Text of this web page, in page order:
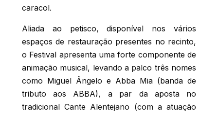
caracol.
Aliada ao petisco, disponível nos vários
espaços de restauração presentes no recinto,
o Festival apresenta uma forte componente de
animação musical, levando a palco três nomes
como Miguel Ângelo e Abba Mia (banda de
tributo aos ABBA), a par da aposta no
tradicional Cante Alentejano (com a atuação